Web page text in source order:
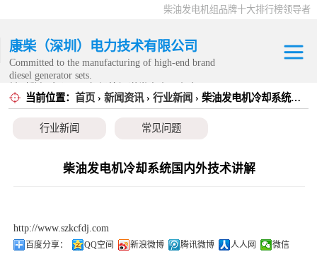
柴油发电机组品牌十大排行榜领导者
康柴（深圳）电力技术有限公司
Committed to the manufacturing of high-end brand
diesel generator sets.
务范围内。
当前位置： 首页 › 新闻资讯› 行业新闻 › 柴油发电机冷却系统国内外技术讲解
行业新闻 常见问题
柴油发电机冷却系统国内外技术讲解
http://www.szkcfdj.com
百度分享： QQ空间 新浪微博 腾讯微博 人人网 微信
康明斯发电机组
静音发电机组
移动发电机组
发电机租赁